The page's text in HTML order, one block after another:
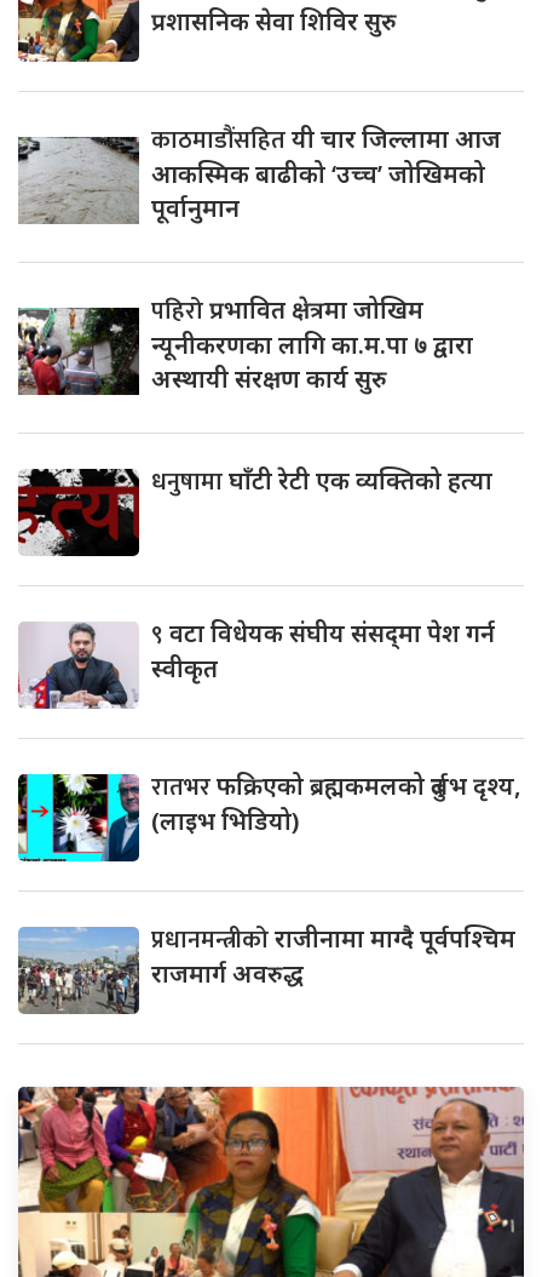
प्रशासनिक सेवा शिविर सुरु
काठमाडौंसहितयी चार जिल्लामा आज
आकस्मिक बाढीको ‘उच्च’ जोखिमको
पूर्वानुमान
पहिरोप्रभावित क्षेत्रमा जोखिम
न्यूनीकरणका लागि का.म.पा ७ द्वारा
अस्थायी संरक्षण कार्य सुरु
धनुषामाघाँटी रेटी एक व्यक्तिको हत्या
९ वटा विधेयक संघीय संसद्‌मा पेश गर्न
स्वीकृत
रातभरफक्रिएको ब्रह्मकमलको दुर्लभ दृश्य,
(लाइभ भिडियो)
प्रधानमन्त्रीकोराजीनामा माग्दै पूर्वपश्चिम
राजमार्ग अवरुद्ध